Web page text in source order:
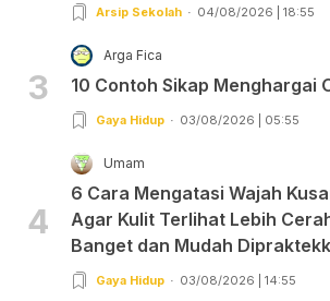
Arsip Sekolah 04/08/2026 | 18:55
3
Arga Fica
10 Contoh Sikap Menghargai
Gaya Hidup 03/08/2026 | 05:55
4
Umam
6 Cara Mengatasi Wajah
Agar Kulit Terlihat Lebih
Banget dan Mudah
Gaya Hidup 03/08/2026 | 14:55